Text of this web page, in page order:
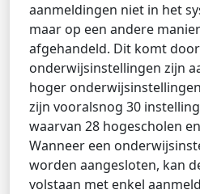
aanmeldingen niet in het
maar op een andere
afgehandeld. Dit komt
onderwijsinstellingen zijn
hoger
zijn vooralsnog 30
waarvan 28 hogescholen
Wanneer een
worden aangesloten, kan
volstaan met enkel